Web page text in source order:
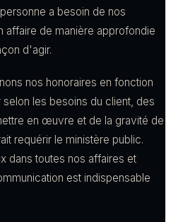
a besoin de nos
affaire de manière approfondie
d'agir.
nos honoraires en fonction
les besoins du client, des
en œuvre et de la gravité de
requérir le ministère public.
dans toutes nos affaires et
est indispensable